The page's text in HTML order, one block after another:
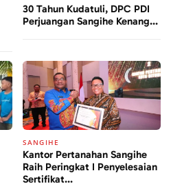
30 Tahun Kudatuli, DPC PDI
Perjuangan Sangihe Kenang...
SANGIHE
Kantor Pertanahan Sangihe
Raih Peringkat I Penyelesaian
Sertifikat...